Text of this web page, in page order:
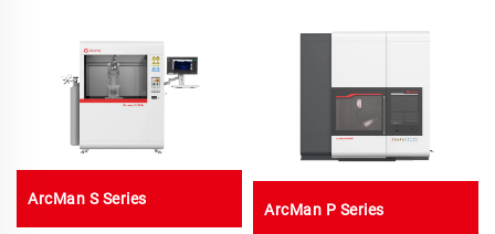
ArcMan S Series
ArcMan P Series